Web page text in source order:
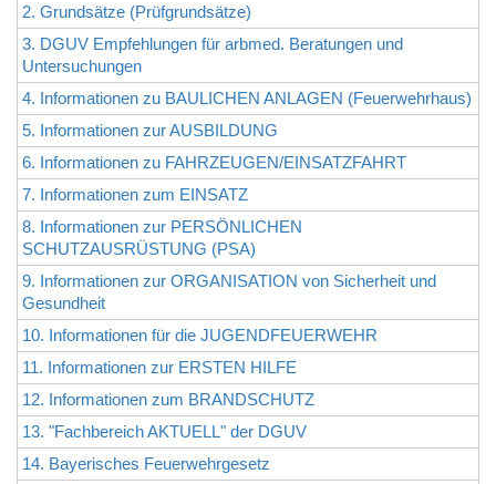
2. Grundsätze (Prüfgrundsätze)
3. DGUV Empfehlungen für arbmed. Beratungen und
Untersuchungen
4. Informationen zu BAULICHEN ANLAGEN (Feuerwehrhaus)
5. Informationen zur AUSBILDUNG
6. Informationen zu FAHRZEUGEN/EINSATZFAHRT
7. Informationen zum EINSATZ
8. Informationen zur PERSÖNLICHEN
SCHUTZAUSRÜSTUNG (PSA)
9. Informationen zur ORGANISATION von Sicherheit und
Gesundheit
10. Informationen für die JUGENDFEUERWEHR
11. Informationen zur ERSTEN HILFE
12. Informationen zum BRANDSCHUTZ
13. "Fachbereich AKTUELL" der DGUV
14. Bayerisches Feuerwehrgesetz